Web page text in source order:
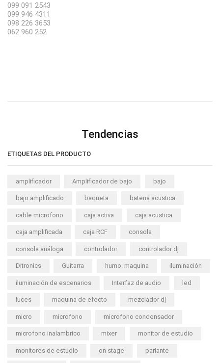
099 091 2543
099 946 4311
098 226 3653
062 960 252
Tendencias
ETIQUETAS DEL PRODUCTO
amplificador Amplificador de bajo bajo
bajo amplificado baqueta bateria acustica
cable microfono caja activa caja acustica
caja amplificada caja RCF consola
consola análoga controlador controlador dj
Ditronics Guitarra humo. maquina iluminación
iluminación de escenarios Interfaz de audio led
luces maquina de efecto mezclador dj
micro microfono microfono condensador
microfono inalambrico mixer monitor de estudio
monitores de estudio on stage parlante